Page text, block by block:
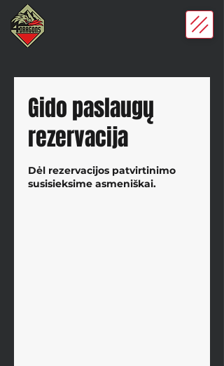
Gido paslaugų
rezervacija
Dėl rezervacijos patvirtinimo
susisieksime asmeniškai.